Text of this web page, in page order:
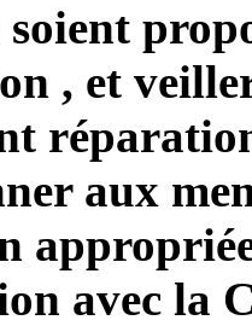
soient
, et
aux
avec la